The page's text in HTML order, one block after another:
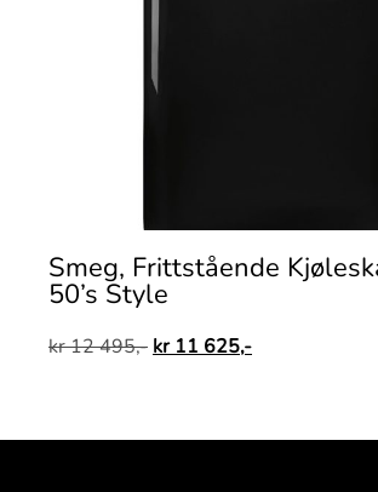
Smeg, Frittstående
50’s Style
kr12 495,- kr11 625,-